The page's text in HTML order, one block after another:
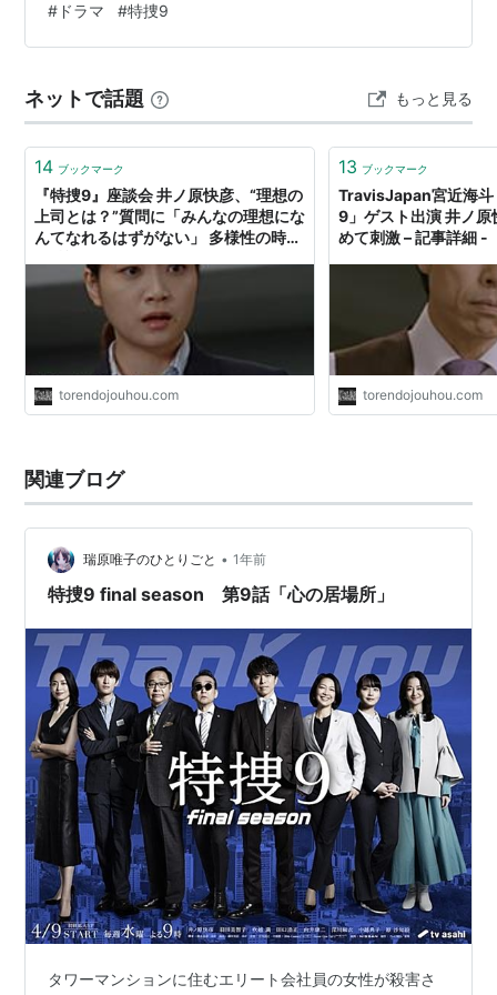
らしくてよかった。事件というより個性的なキャラクタ
ーたちの人間模様が見どころだしね。自分的にいちばん
が出てきてくれたのがすごくうれしかった。久しぶりだ
けど雰囲気とかキャラとか変わってなくてニマニマして
しまう。あいからわず浅輪くんのことを先輩って…
# ドラマ #特捜9
ネットで話題 もっと見る
14 ブックマーク
『特捜9』座談会 井ノ原快彦、“理想の
上司とは？”質問に「みんなの理想にな
んてなれるはずがない」 多様性の時代
torendojouhou.com
13 ブックマーク
TravisJapan宮近海斗
9」ゲスト出演 井ノ
めて刺激 – 記事詳細 -
torendojouhou.com
関連ブログ
瑞原唯子のひとりごと • 1年前
特捜9 final season 第9話「心の居場所」
タワーマンションに住むエリート会社員の女性が殺害さ